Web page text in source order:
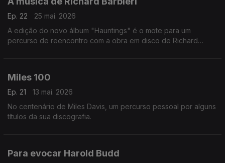
Ep. 22
25 mai. 2026
A edição do novo álbum "Hauntings" é o mote para um
percurso de reencontro com a obra em disco de Richard
Miles 100
Ep. 21
13 mai. 2026
No centenário de Miles Davis, um percurso pessoal por alguns
títulos da sua discografia.
Para evocar Harold Budd